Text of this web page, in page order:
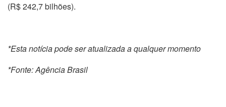
(R$ 242,7 bilhões).
*Esta notícia pode ser atualizada a qualquer momento
*Fonte: Agência Brasil